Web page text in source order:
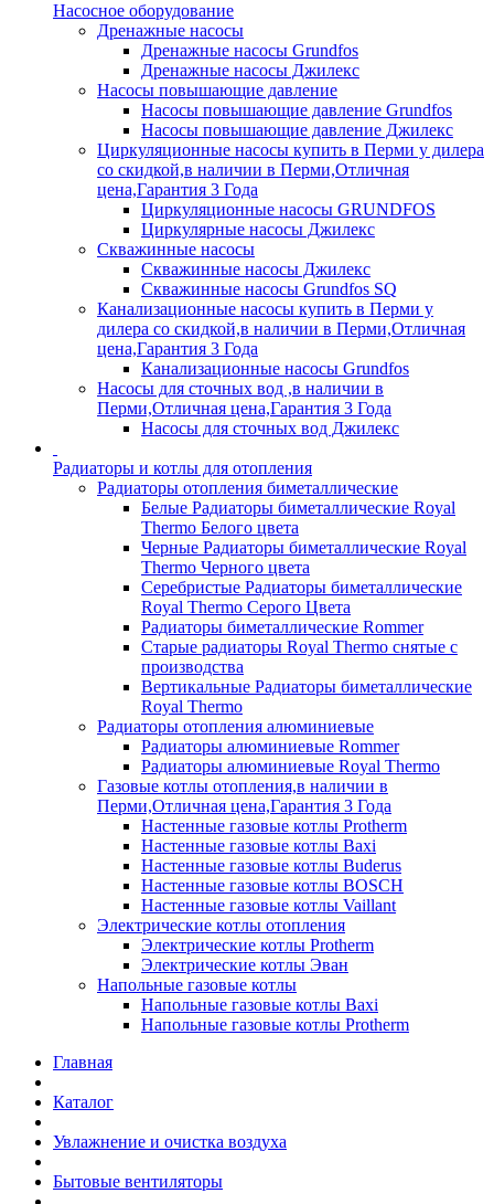
Насосное оборудование
Дренажные насосы
Дренажные насосы Grundfos
Дренажные насосы Джилекс
Насосы повышающие давление
Насосы повышающие давление Grundfos
Насосы повышающие давление Джилекс
Циркуляционные насосы купить в Перми у дилера
со скидкой,в наличии в Перми,Отличная
цена,Гарантия 3 Года
Циркуляционные насосы GRUNDFOS
Циркулярные насосы Джилекс
Скважинные насосы
Скважинные насосы Джилекс
Скважинные насосы Grundfos SQ
Канализационные насосы купить в Перми у
дилера со скидкой,в наличии в Перми,Отличная
цена,Гарантия 3 Года
Канализационные насосы Grundfos
Насосы для сточных вод ,в наличии в
Перми,Отличная цена,Гарантия 3 Года
Насосы для сточных вод Джилекс
Радиаторы и котлы для отопления
Радиаторы отопления биметаллические
Белые Радиаторы биметаллические Royal
Thermo Белого цвета
Черные Радиаторы биметаллические Royal
Thermo Черного цвета
Серебристые Радиаторы биметаллические
Royal Thermo Серого Цвета
Радиаторы биметаллические Rommer
Старые радиаторы Royal Thermo снятые с
производства
Вертикальные Радиаторы биметаллические
Royal Thermo
Радиаторы отопления алюминиевые
Радиаторы алюминиевые Rommer
Радиаторы алюминиевые Royal Thermo
Газовые котлы отопления,в наличии в
Перми,Отличная цена,Гарантия 3 Года
Настенные газовые котлы Protherm
Настенные газовые котлы Baxi
Настенные газовые котлы Buderus
Настенные газовые котлы BOSCH
Настенные газовые котлы Vaillant
Электрические котлы отопления
Электрические котлы Protherm
Электрические котлы Эван
Напольные газовые котлы
Напольные газовые котлы Baxi
Напольные газовые котлы Protherm
Главная
Каталог
Увлажнение и очистка воздуха
Бытовые вентиляторы